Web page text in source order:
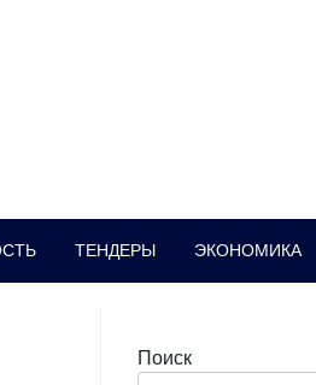
ТЕНДЕРЫ ЭКОНОМИКА
Поиск